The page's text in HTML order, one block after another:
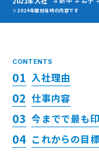
※2024年取材当時の内容です
CONTENTS
01 入社理由
02 仕事内容
03 今までで最も
04 これからの目標